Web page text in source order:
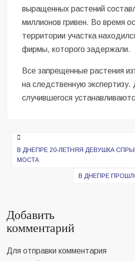
выращенных растений
миллионов гривен. Во время
территории участка
фирмы, которого задержали.
Все запрещенные растения
на следственную экспертизу.
случившегося
Навигация
по
В ДНЕПРЕ 20-ЛЕТНЯЯ ДЕВУШКА
МОСТА
В ДНЕПРЕ ПРОШЛО
Добавить
комментарий
Для отправки комментария